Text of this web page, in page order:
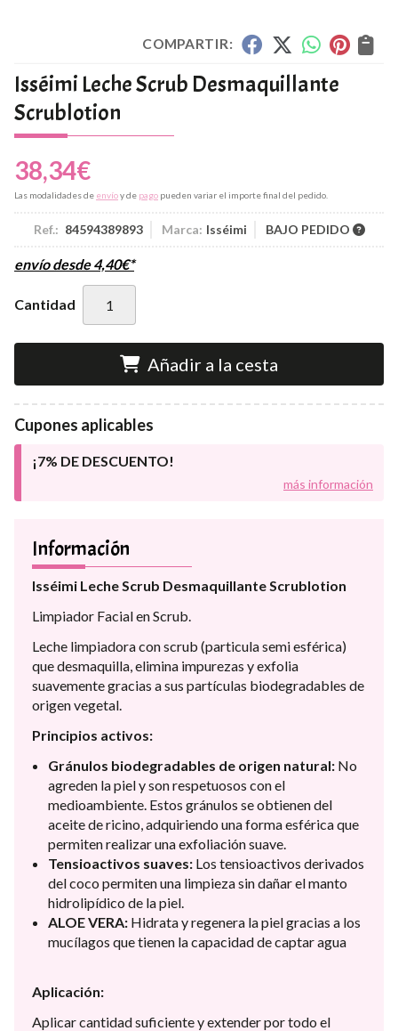
COMPARTIR:
Isséimi Leche Scrub Desmaquillante
Scrublotion
38,34€
Las modalidades de envíoy de pago pueden variar el importe final del pedido.
Ref.: 84594389893 Marca: Isséimi BAJO PEDIDO
envío desde4,40€*
Cantidad
Añadir a la cesta
Cupones aplicables
¡7% DE DESCUENTO!
más información
Información
Isséimi Leche Scrub Desmaquillante Scrublotion
Limpiador Facial en Scrub.
Leche limpiadora con scrub (particula semi esférica)
que desmaquilla, elimina impurezas y exfolia
suavemente gracias a sus partículas biodegradables de
origen vegetal.
Principios activos:
Gránulos biodegradables de origen natural: No
agreden la piel y son respetuosos con el
medioambiente. Estos gránulos se obtienen del
aceite de ricino, adquiriendo una forma esférica que
permiten realizar una exfoliación suave.
Tensioactivos suaves: Los tensioactivos derivados
del coco permiten una limpieza sin dañar el manto
hidrolipídico de la piel.
ALOE VERA: Hidrata y regenera la piel gracias a los
mucílagos que tienen la capacidad de captar agua
Aplicación:
Aplicar cantidad suficiente y extender por todo el